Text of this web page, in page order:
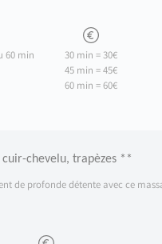
60 min
30 min = 30€
45 min = 45€
60 min = 60€
cuir-chevelu, trapèzes **
de profonde détente avec ce